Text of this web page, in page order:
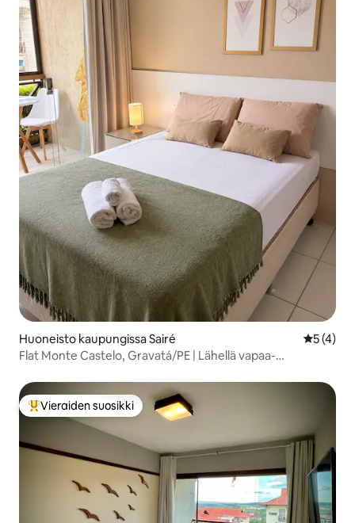
Huoneisto kaupungissa Sairé
5 (4)
Flat Monte Castelo, Gravatá/PE | Lähellä vapaa-
Vieraiden suosikkien parhaimmistoa
Vieraiden suosikki